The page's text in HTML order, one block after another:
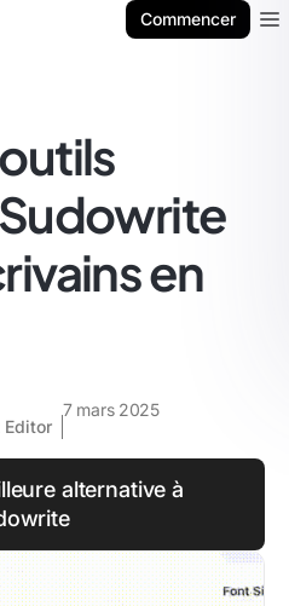
Commencer
en
Editor
7 mars 2025
alternative à